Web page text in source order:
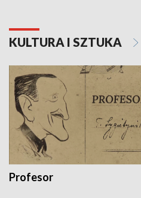
KULTURA I SZTUKA
Profesor